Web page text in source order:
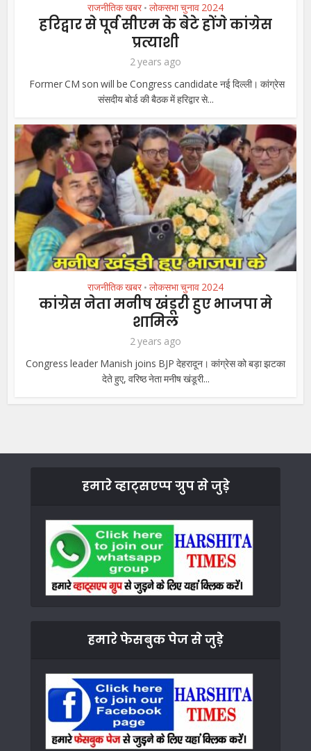
राजनीतिक खबर • लोकसभा चुनाव 2024
हरिद्वार से पूर्व सीएम के बेटे होंगे कांग्रेस
प्रत्याशी
2 years ago
Former CM son will be Congress candidate नई दिल्ली। कांग्रेस
संसदीय बोर्ड की बैठक में हरिद्वार से...
राजनीतिक खबर • लोकसभा चुनाव 2024
कांग्रेस नेता मनीष खंडूरी हुए भाजपा मे
शामिल
2 years ago
Congress leader Manish joins BJP देहरादून। कांग्रेस को बड़ा झटका
देते हुए, वरिष्ठ नेता मनीष खंडूरी...
हमारे व्हाट्सएप्प ग्रुप से जुड़े
हमारे फेसबुक पेज से जुड़े